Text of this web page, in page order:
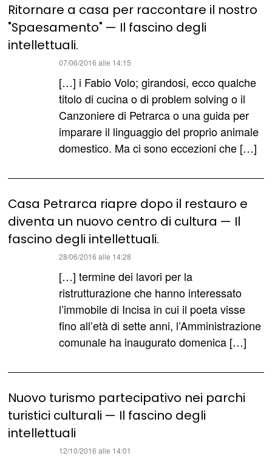
Ritornare a casa per raccontare il nostro
"Spaesamento" — Il fascino degli
intellettuali.
07/06/2016 alle 14:15
[…] i Fabio Volo; girandosi, ecco qualche
titolo di cucina o di problem solving o il
Canzoniere di Petrarca o una guida per
imparare il linguaggio del proprio animale
domestico. Ma ci sono eccezioni che […]
Casa Petrarca riapre dopo il restauro e
diventa un nuovo centro di cultura — Il
fascino degli intellettuali.
28/06/2016 alle 14:28
[…] termine dei lavori per la
ristrutturazione che hanno interessato
l’immobile di Incisa in cui il poeta visse
fino all’età di sette anni, l’Amministrazione
comunale ha inaugurato domenica […]
Nuovo turismo partecipativo nei parchi
turistici culturali — Il fascino degli
intellettuali
12/10/2016 alle 14:01